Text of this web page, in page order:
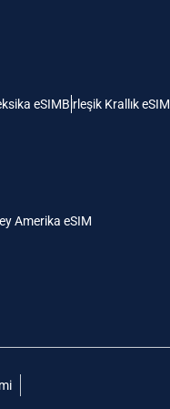
eSIMBirleşik Krallık eSIM
Amerika eSIM
THB - Tayland Bahtı